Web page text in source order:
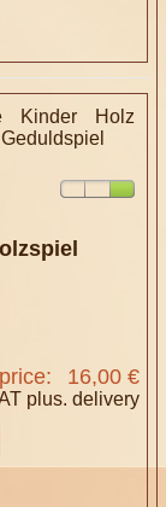
16,00 €
plus. delivery